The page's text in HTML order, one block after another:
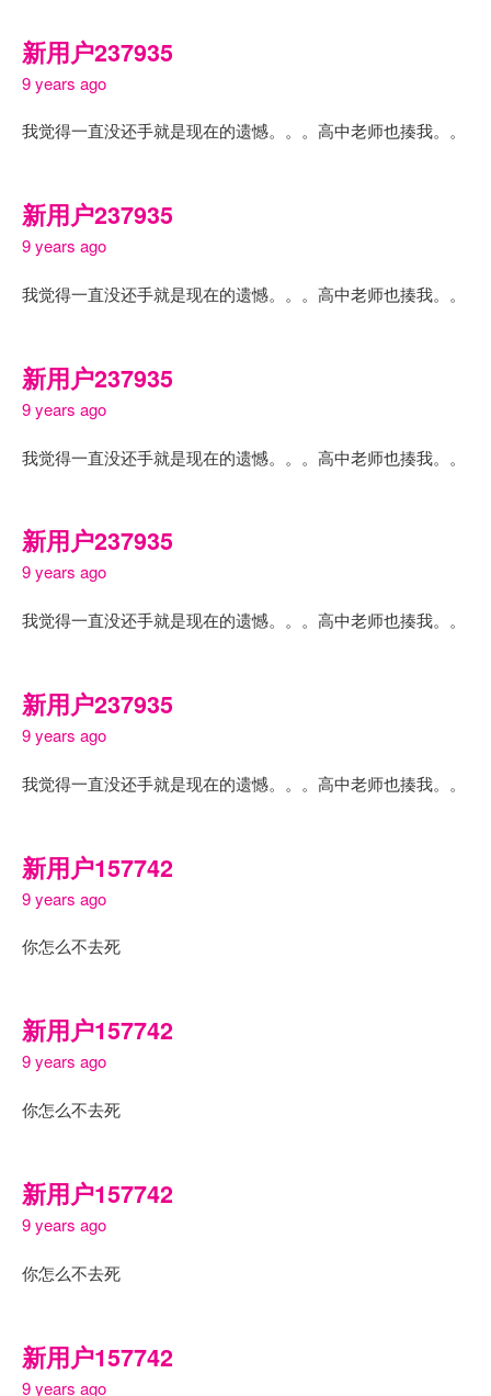
新用户237935
9 years ago
我觉得一直没还手就是现在的遗憾。。。高中老师也揍我。。
新用户237935
9 years ago
我觉得一直没还手就是现在的遗憾。。。高中老师也揍我。。
新用户237935
9 years ago
我觉得一直没还手就是现在的遗憾。。。高中老师也揍我。。
新用户237935
9 years ago
我觉得一直没还手就是现在的遗憾。。。高中老师也揍我。。
新用户237935
9 years ago
我觉得一直没还手就是现在的遗憾。。。高中老师也揍我。。
新用户157742
9 years ago
你怎么不去死
新用户157742
9 years ago
你怎么不去死
新用户157742
9 years ago
你怎么不去死
新用户157742
9 years ago